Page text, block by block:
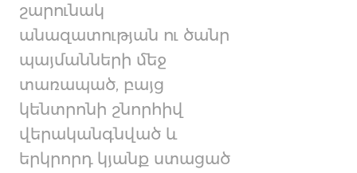
շարունակ
անազատության ու ծանր
պայմանների մեջ
տառապած, բայց
կենտրոնի շնորհիվ
վերականգնված և
երկրորդ կյանք ստացած